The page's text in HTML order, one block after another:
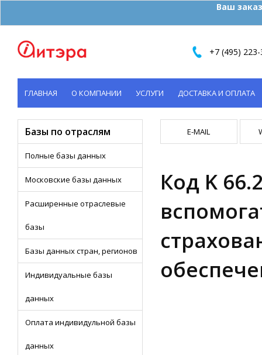
Ваш
+7 (495)
ГЛАВНАЯ О КОМПАНИИ УСЛУГИ ДОСТАВКА И ОПЛАТА
КОНТАКТЫ
Базы по отраслям
Полные базы данных
Московские базы данных
Расширенные отраслевые
базы
Базы данных стран, регионов
Индивидуальные базы
данных
Оплата индивидульной базы
данных
E-MAIL
Код K